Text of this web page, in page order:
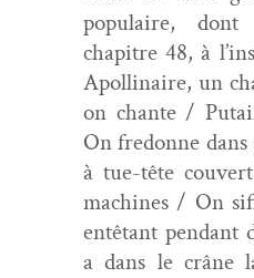
pop­u­laire,
chapitre 48, à
Apol­li­naire, un
on chante /
On fre­donne
à tue-tête
machines / On
entê­tant pen­dant
a dans le crâne